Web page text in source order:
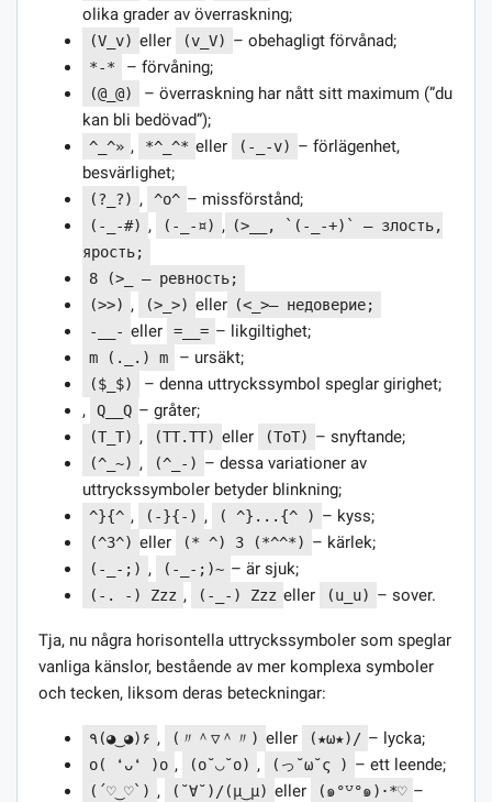
olika grader av överraskning;
(V_v) eller (v_V) – obehagligt förvånad;
*-* – förvåning;
(@_@)
– överraskning har nått sitt maximum (”du
kan bli bedövad”);
^_^» , *^_^* eller (-_-v) – förlägenhet,
besvärlighet;
(?_?) , ^o^ – missförstånd;
(-_-#) , (-_-¤) , (>__, `(-_-+)` — злость,
ярость;
8 (>_ — ревность;
(>>) , (>_>) eller (<_>— недоверие;
-__- eller =__= – likgiltighet;
m (._.) m – ursäkt;
($_$)
– denna uttryckssymbol speglar girighet;
,
Q__Q – gråter;
(T_T) , (TT.TT) eller (ToT) – snyftande;
(^_~) , (^_-) – dessa variationer av
uttryckssymboler betyder blinkning;
^}{^ , (-}{-) , ( ^}...{^ ) – kyss;
(^3^) eller (* ^) 3 (*^^*) – kärlek;
(-_-;) , (-_-;)~ – är sjuk;
(-. -) Zzz , (-_-) Zzz eller (u_u) – sover.
Tja, nu några horisontella uttryckssymboler som speglar
vanliga känslor, bestående av mer komplexa symboler
och tecken, liksom deras beteckningar:
٩(◕‿◕)۶ , (〃＾▽＾〃) eller (★ω★)/ – lycka;
o( ❛ᴗ❛ )o , (o˘◡˘o) , (っ˘ω˘ς ) – ett leende;
(´♡‿♡`) , (˘∀˘)/(μ‿μ) eller (๑°꒵°๑)･*♡ –